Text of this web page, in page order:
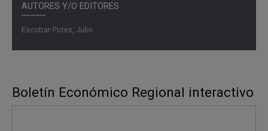
AUTORES Y/O EDITORES
Escobar-Potes, Julio
Boletín Económico Regional interactivo